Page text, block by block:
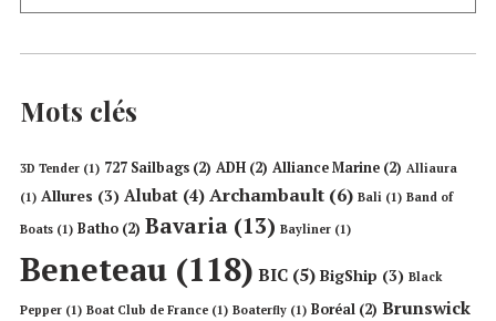
Mots clés
3D Tender (1) 727 Sailbags (2) ADH (2) Alliance Marine (2) Alliaura
(1) Allures (3) Alubat (4) Archambault (6) Bali (1) Band of
Boats (1) Batho (2) Bavaria (13) Bayliner (1)
Beneteau (118) BIC (5) BigShip (3) Black
Pepper (1) Boat Club de France (1) Boaterfly (1) Boréal (2) Brunswick